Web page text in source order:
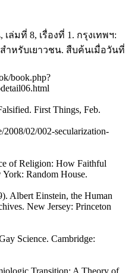
ล่มที่ 8, เรื่องที่ 1. กรุงเทพฯ:
ำหรับเยาวชน. สืบค้นเมื่อวันที่
book.php?
First Things, Feb.
02/002-secularization-
of Religion: How Faithful
Random House.
Albert Einstein, the Human
New Jersey: Princeton
Science. Cambridge:
Transition: A Theory of